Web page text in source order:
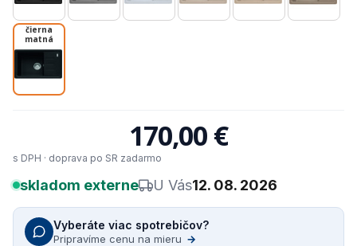
čierna
matná
170,00 €
s DPH · doprava po SR zadarmo
skladom externe U Vás12. 08. 2026
Vyberáte viac spotrebičov?
Pripravíme cenu na mieru →